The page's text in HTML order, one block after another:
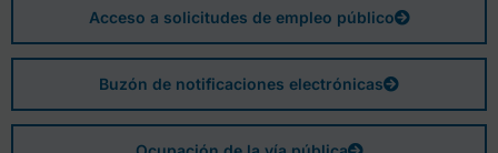
Acceso a solicitudes de empleo público
Buzón de notificaciones electrónicas